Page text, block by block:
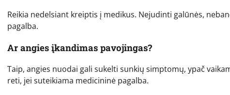
Reikia nedelsiant kreiptis į medikus. Nejudinti galūnės,
pagalba.
Ar angies įkandimas pavojingas?
Taip, angies nuodai gali sukelti sunkių simptomų, ypač
reti, jei suteikiama medicininė pagalba.